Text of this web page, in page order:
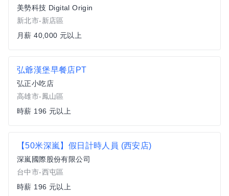
美勢科技 Digital Origin
新北市-新店區
月薪 40,000 元以上
弘爺漢堡早餐店PT
弘正小吃店
高雄市-鳳山區
時薪 196 元以上
【50米深嵐】假日計時人員 (西安店)
深嵐國際股份有限公司
台中市-西屯區
時薪 196 元以上